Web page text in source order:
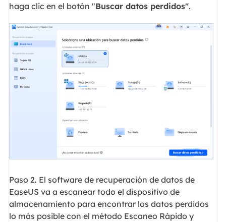
haga clic en el botón "Buscar datos perdidos".
Paso 2. El software de recuperación de datos de
EaseUS va a escanear todo el dispositivo de
almacenamiento para encontrar los datos perdidos
lo más posible con el método Escaneo Rápido y